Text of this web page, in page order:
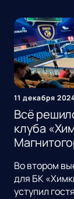
11 декабря
Всё
клуба
Во втором
для БК
уступил